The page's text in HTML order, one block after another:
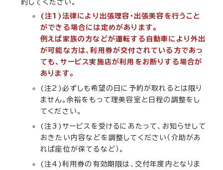
約してください。
(注1)法律により出張理容・出張美容を行うこと
ができる場合には定めがあります。
例えば家族の方などが運転する自動車により外出
が可能な方は、利用券が交付されている方であっ
ても、サービス実施店が利用をお断りする場合が
あります。
(注2)必ずしも希望の日に予約が取れるとは限り
ません。余裕をもって理美容室と日程の調整をし
てください。
(注3)サービスを受けるにあたって、お知らせして
おきたい内容などを調整してください（介助があ
れば座位が保てるなど）。
(注4)利用券の有効期限は、交付年度内となりま